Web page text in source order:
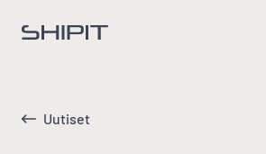
Siirry etusivulle
Uutiset